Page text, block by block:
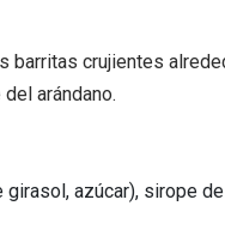
crujientes
arándano.
azúcar), sirope